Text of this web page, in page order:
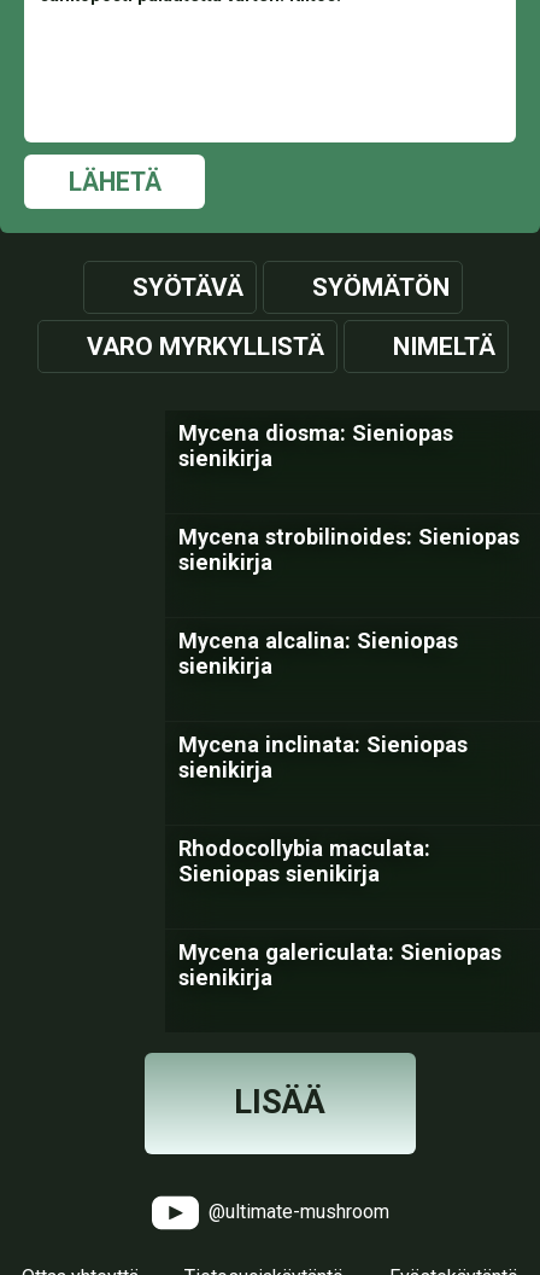
LÄHETÄ
SYÖTÄVÄ SYÖMÄTÖN
VARO MYRKYLLISTÄ NIMELTÄ
Mycena diosma: Sieniopas
sienikirja
Mycena strobilinoides: Sieniopas
sienikirja
Mycena alcalina: Sieniopas
sienikirja
Mycena inclinata: Sieniopas
sienikirja
Rhodocollybia maculata:
Sieniopas sienikirja
Mycena galericulata: Sieniopas
sienikirja
LISÄÄ
@ultimate-mushroom